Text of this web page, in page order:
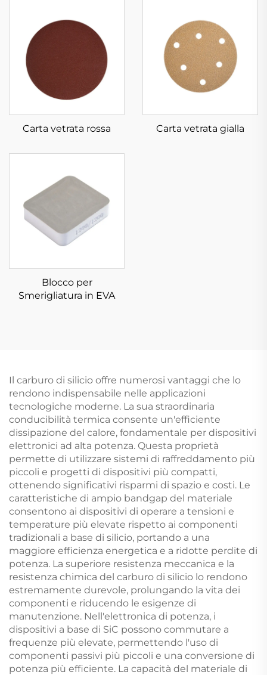
Carta vetrata rossa Carta vetrata gialla
Blocco per
Smerigliatura in EVA
Il carburo di silicio offre numerosi vantaggi che lo
rendono indispensabile nelle applicazioni
tecnologiche moderne. La sua straordinaria
conducibilità termica consente un'efficiente
dissipazione del calore, fondamentale per dispositivi
elettronici ad alta potenza. Questa proprietà
permette di utilizzare sistemi di raffreddamento più
piccoli e progetti di dispositivi più compatti,
ottenendo significativi risparmi di spazio e costi. Le
caratteristiche di ampio bandgap del materiale
consentono ai dispositivi di operare a tensioni e
temperature più elevate rispetto ai componenti
tradizionali a base di silicio, portando a una
maggiore efficienza energetica e a ridotte perdite di
potenza. La superiore resistenza meccanica e la
resistenza chimica del carburo di silicio lo rendono
estremamente durevole, prolungando la vita dei
componenti e riducendo le esigenze di
manutenzione. Nell'elettronica di potenza, i
dispositivi a base di SiC possono commutare a
frequenze più elevate, permettendo l'uso di
componenti passivi più piccoli e una conversione di
potenza più efficiente. La capacità del materiale di